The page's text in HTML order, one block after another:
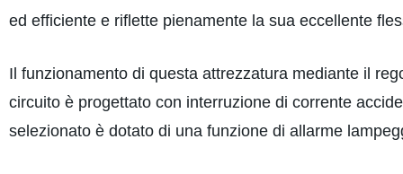
ed efficiente e riflette pienamente la sua eccellente
Il funzionamento di questa attrezzatura mediante il
circuito è progettato con interruzione di corrente
selezionato è dotato di una funzione di allarme